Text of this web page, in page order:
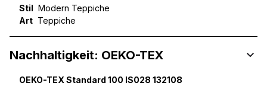
Stil Modern Teppiche
Art Teppiche
Nachhaltigkeit: OEKO-TEX
OEKO-TEX Standard 100 IS028 132108